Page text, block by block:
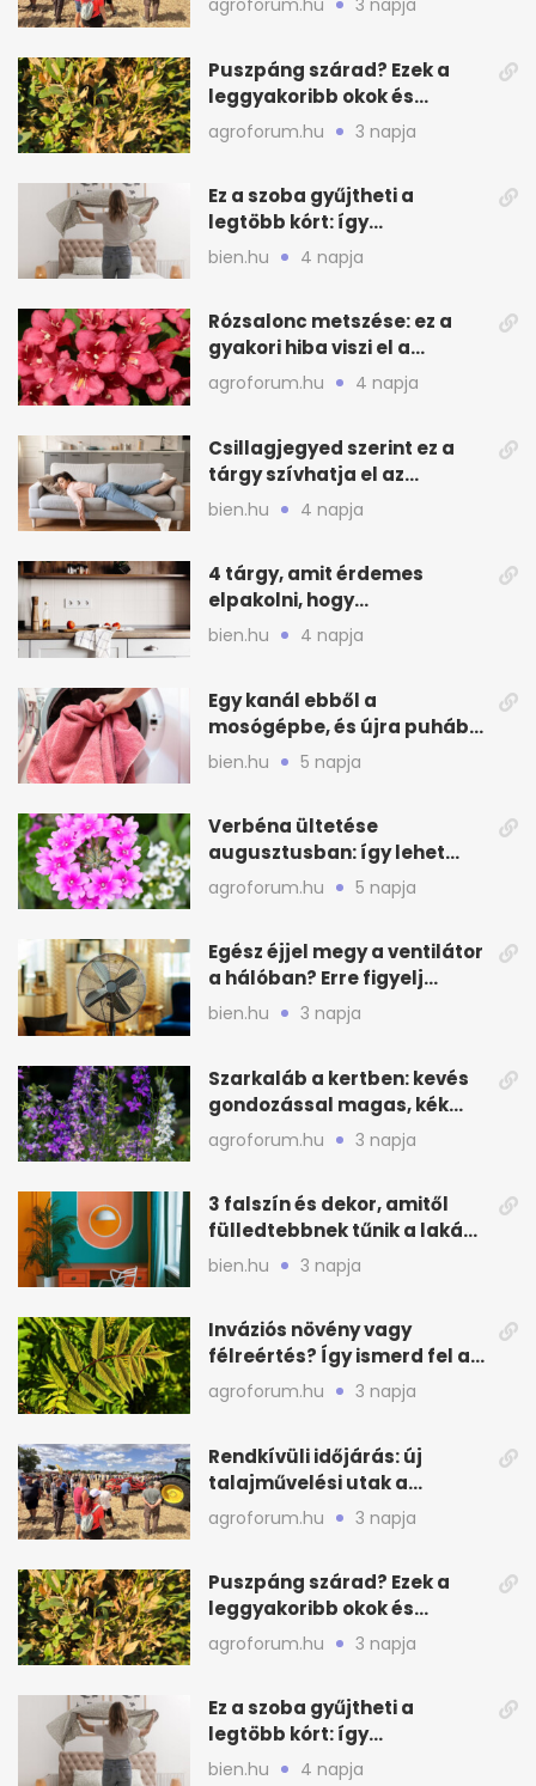
agroforum.hu 3 napja
Puszpáng szárad? Ezek a
leggyakoribb okok és
teendők
agroforum.hu 3 napja
Ez a szoba gyűjtheti a
legtöbb kórt: így
mélytisztítsd otthon
bien.hu 4 napja
Rózsalonc metszése: ez a
gyakori hiba viszi el a
virágzást
agroforum.hu 4 napja
Csillagjegyed szerint ez a
tárgy szívhatja el az
otthonod energiáját
bien.hu 4 napja
4 tárgy, amit érdemes
elpakolni, hogy
hűvösebbnek tűnjön a lakás
bien.hu 4 napja
Egy kanál ebből a
mosógépbe, és újra puhább
lesz a törölköző
bien.hu 5 napja
Verbéna ültetése
augusztusban: így lehet
még idén virágos a kert
agroforum.hu 5 napja
Egész éjjel megy a ventilátor
a hálóban? Erre figyelj
alvásnál nyáron
bien.hu 3 napja
Szarkaláb a kertben: kevés
gondozással magas, kék
virágfalat ad
agroforum.hu 3 napja
3 falszín és dekor, amitől
fülledtebbnek tűnik a lakás
nyáron
bien.hu 3 napja
Inváziós növény vagy
félreértés? Így ismerd fel a
valódi kockázatot
agroforum.hu 3 napja
Rendkívüli időjárás: új
talajművelési utak a
gazdáknak
agroforum.hu 3 napja
Puszpáng szárad? Ezek a
leggyakoribb okok és
teendők
agroforum.hu 3 napja
Ez a szoba gyűjtheti a
legtöbb kórt: így
mélytisztítsd otthon
bien.hu 4 napja